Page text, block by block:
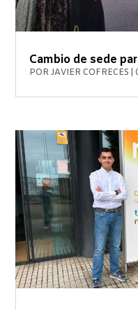
Cambio de sede
PORJAVIER COFRECES